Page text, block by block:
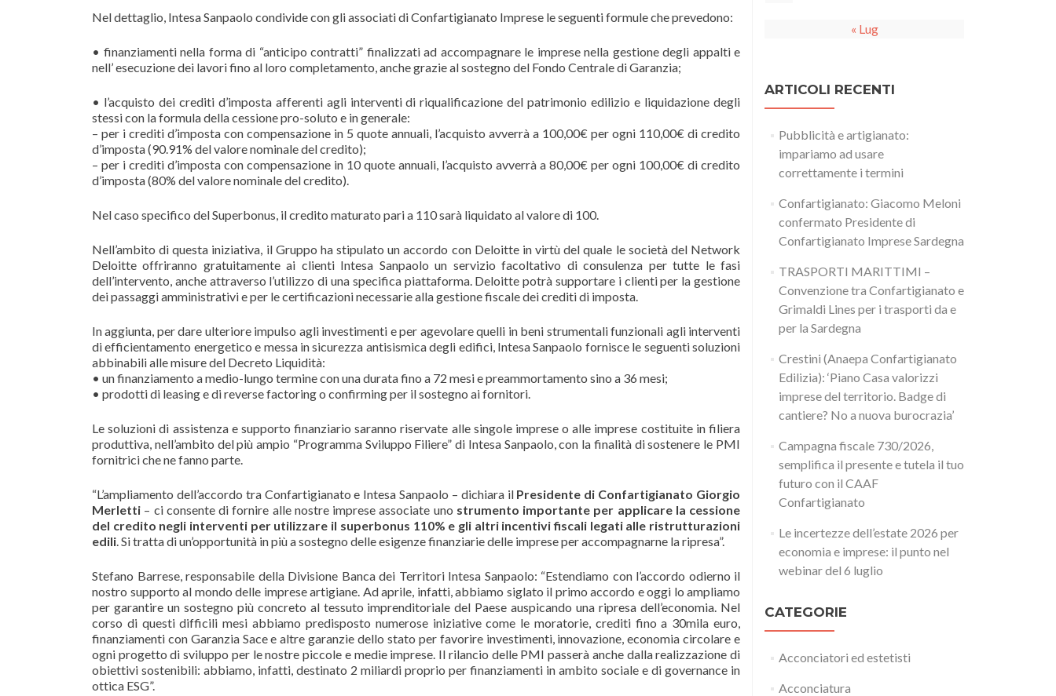
Nel dettaglio, Intesa Sanpaolo condivide con gli associati di Confartigianato Imprese le seguenti formule che prevedono:
• finanziamenti nella forma di “anticipo contratti” finalizzati ad accompagnare le imprese nella gestione degli appalti e
nell’ esecuzione dei lavori fino al loro completamento, anche grazie al sostegno del Fondo Centrale di Garanzia;
• l’acquisto dei crediti d’imposta afferenti agli interventi di riqualificazione del patrimonio edilizio e liquidazione degli
stessi con la formula della cessione pro-soluto e in generale:
– per i crediti d’imposta con compensazione in 5 quote annuali, l’acquisto avverrà a 100,00€ per ogni 110,00€ di credito
d’imposta (90.91% del valore nominale del credito);
– per i crediti d’imposta con compensazione in 10 quote annuali, l’acquisto avverrà a 80,00€ per ogni 100,00€ di credito
d’imposta (80% del valore nominale del credito).
Nel caso specifico del Superbonus, il credito maturato pari a 110 sarà liquidato al valore di 100.
Nell’ambito di questa iniziativa, il Gruppo ha stipulato un accordo con Deloitte in virtù del quale le società del Network
Deloitte offriranno gratuitamente ai clienti Intesa Sanpaolo un servizio facoltativo di consulenza per tutte le fasi
dell’intervento, anche attraverso l’utilizzo di una specifica piattaforma. Deloitte potrà supportare i clienti per la gestione
dei passaggi amministrativi e per le certificazioni necessarie alla gestione fiscale dei crediti di imposta.
In aggiunta, per dare ulteriore impulso agli investimenti e per agevolare quelli in beni strumentali funzionali agli interventi
di efficientamento energetico e messa in sicurezza antisismica degli edifici, Intesa Sanpaolo fornisce le seguenti soluzioni
abbinabili alle misure del Decreto Liquidità:
• un finanziamento a medio-lungo termine con una durata fino a 72 mesi e preammortamento sino a 36 mesi;
• prodotti di leasing e di reverse factoring o confirming per il sostegno ai fornitori.
Le soluzioni di assistenza e supporto finanziario saranno riservate alle singole imprese o alle imprese costituite in filiera
produttiva, nell’ambito del più ampio “Programma Sviluppo Filiere” di Intesa Sanpaolo, con la finalità di sostenere le PMI
fornitrici che ne fanno parte.
“L’ampliamento dell’accordo tra Confartigianato e Intesa Sanpaolo – dichiara il Presidente di Confartigianato Giorgio
Merletti – ci consente di fornire alle nostre imprese associate uno strumento importante per applicare la cessione
del credito negli interventi per utilizzare il superbonus 110% e gli altri incentivi fiscali legati alle ristrutturazioni
edili. Si tratta di un’opportunità in più a sostegno delle esigenze finanziarie delle imprese per accompagnarne la ripresa”.
Stefano Barrese, responsabile della Divisione Banca dei Territori Intesa Sanpaolo: “Estendiamo con l’accordo odierno il
nostro supporto al mondo delle imprese artigiane. Ad aprile, infatti, abbiamo siglato il primo accordo e oggi lo ampliamo
per garantire un sostegno più concreto al tessuto imprenditoriale del Paese auspicando una ripresa dell’economia. Nel
corso di questi difficili mesi abbiamo predisposto numerose iniziative come le moratorie, crediti fino a 30mila euro,
finanziamenti con Garanzia Sace e altre garanzie dello stato per favorire investimenti, innovazione, economia circolare e
ogni progetto di sviluppo per le nostre piccole e medie imprese. Il rilancio delle PMI passerà anche dalla realizzazione di
obiettivi sostenibili: abbiamo, infatti, destinato 2 miliardi proprio per finanziamenti in ambito sociale e di governance in
ottica ESG”.
« Lug
ARTICOLI RECENTI
Pubblicità e artigianato:
impariamo ad usare
correttamente i termini
Confartigianato: Giacomo Meloni
confermato Presidente di
Confartigianato Imprese Sardegna
TRASPORTI MARITTIMI –
Convenzione tra Confartigianato e
Grimaldi Lines per i trasporti da e
per la Sardegna
Crestini (Anaepa Confartigianato
Edilizia): ‘Piano Casa valorizzi
imprese del territorio. Badge di
cantiere? No a nuova burocrazia’
Campagna fiscale 730/2026,
semplifica il presente e tutela il tuo
futuro con il CAAF
Confartigianato
Le incertezze dell’estate 2026 per
economia e imprese: il punto nel
webinar del 6 luglio
CATEGORIE
Acconciatori ed estetisti
Acconciatura